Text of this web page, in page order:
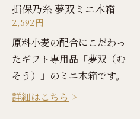
揖保乃糸 夢双ミニ木箱
2,592円
原料小麦の配合にこだわっ
たギフト専用品「夢双（む
そう）」のミニ木箱です。
詳細はこちら